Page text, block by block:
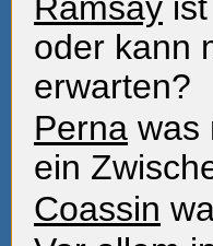
oder kann
erwarten?
Perna was
ein
Coassin